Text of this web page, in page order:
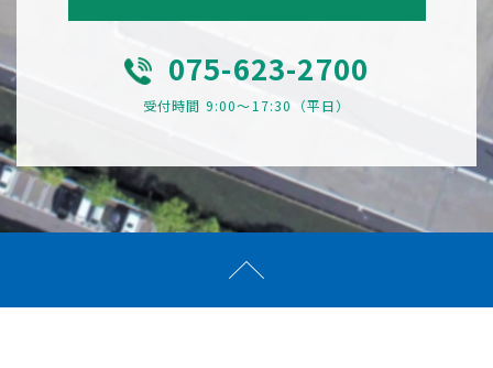
075-623-2700
受付時間 9:00〜17:30（平日）